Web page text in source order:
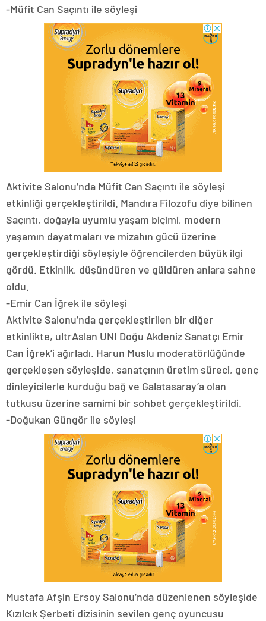
-Müfit Can Saçıntı ile söyleşi
Aktivite Salonu’nda Müfit Can Saçıntı ile söyleşi
etkinliği gerçekleştirildi. Mandıra Filozofu diye bilinen
Saçıntı, doğayla uyumlu yaşam biçimi, modern
yaşamın dayatmaları ve mizahın gücü üzerine
gerçekleştirdiği söyleşiyle öğrencilerden büyük ilgi
gördü. Etkinlik, düşündüren ve güldüren anlara sahne
oldu.
-Emir Can İğrek ile söyleşi
Aktivite Salonu’nda gerçekleştirilen bir diğer
etkinlikte, ultrAslan UNI Doğu Akdeniz Sanatçı Emir
Can İğrek’i ağırladı. Harun Muslu moderatörlüğünde
gerçekleşen söyleşide, sanatçının üretim süreci, genç
dinleyicilerle kurduğu bağ ve Galatasaray’a olan
tutkusu üzerine samimi bir sohbet gerçekleştirildi.
-Doğukan Güngör ile söyleşi
Mustafa Afşin Ersoy Salonu’nda düzenlenen söyleşide
Kızılcık Şerbeti dizisinin sevilen genç oyuncusu